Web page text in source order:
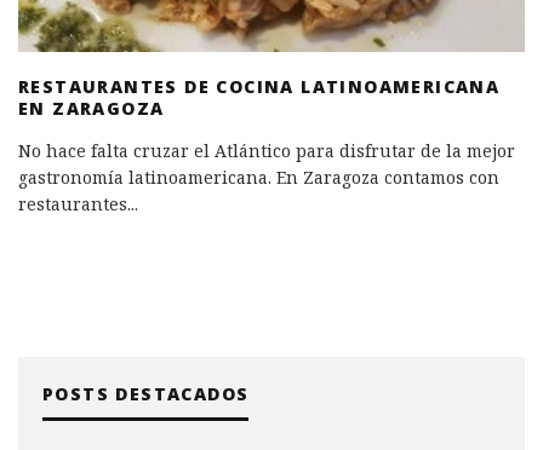
RESTAURANTES DE COCINA LATINOAMERICANA
EN ZARAGOZA
No hace falta cruzar el Atlántico para disfrutar de la mejor
gastronomía latinoamericana. En Zaragoza contamos con
restaurantes...
POSTS DESTACADOS